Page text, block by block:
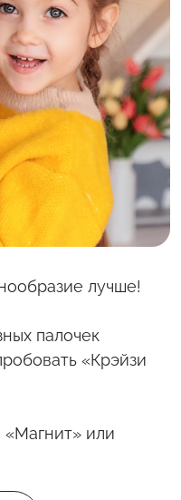
лучше!
палочек
«Крэйзи
«Магнит» или